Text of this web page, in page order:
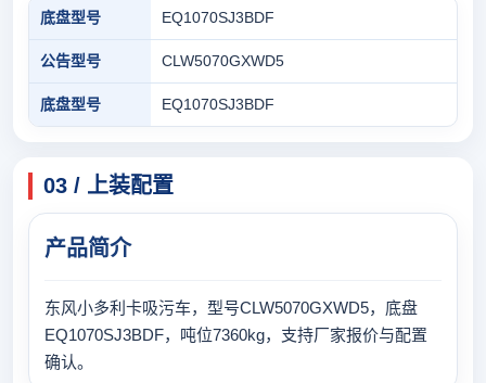
底盘型号 EQ1070SJ3BDF
公告型号 CLW5070GXWD5
底盘型号 EQ1070SJ3BDF
03 / 上装配置
产品简介
东风小多利卡吸污车，型号CLW5070GXWD5，底盘
EQ1070SJ3BDF，吨位7360kg，支持厂家报价与配置
确认。